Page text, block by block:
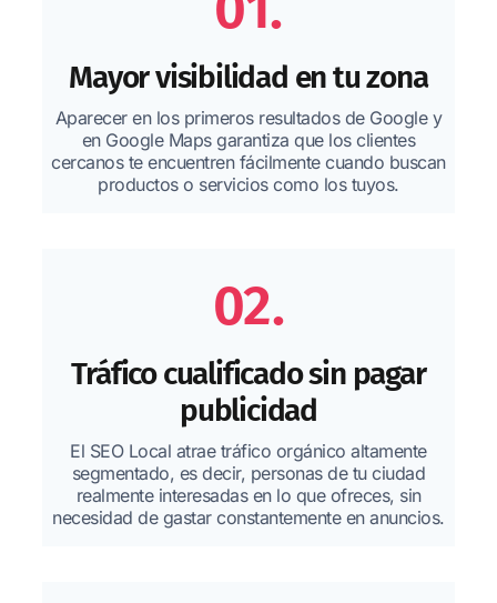
Mayor visibilidad en tu zona
Aparecer en los primeros resultados de Google y
en Google Maps garantiza que los clientes
cercanos te encuentren fácilmente cuando buscan
productos o servicios como los tuyos.
02.
Tráfico cualificado sin pagar
publicidad
El SEO Local atrae tráfico orgánico altamente
segmentado, es decir, personas de tu ciudad
realmente interesadas en lo que ofreces, sin
necesidad de gastar constantemente en anuncios.